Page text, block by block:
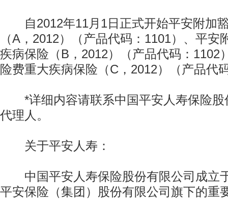
自2012年11月1日正式开始平安附加
（A，2012）（产品代码：1101）、平安
疾病保险（B，2012）（产品代码：1102
险费重大疾病保险（C，2012）（产品代
*详细内容请联系中国平安人寿保险股
代理人。
关于平安人寿：
中国平安人寿保险股份有限公司成立
平安保险（集团）股份有限公司旗下的重